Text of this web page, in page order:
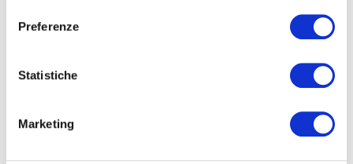
Preferenze
Statistiche
Marketing